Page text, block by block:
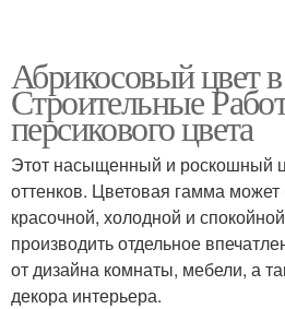
Абрикосовый цвет
Строительные
персикового цвета
Этот насыщенный и роскошный
оттенков. Цветовая гамма
красочной, холодной и
производить отдельное
от дизайна комнаты, мебели, а
декора интерьера.